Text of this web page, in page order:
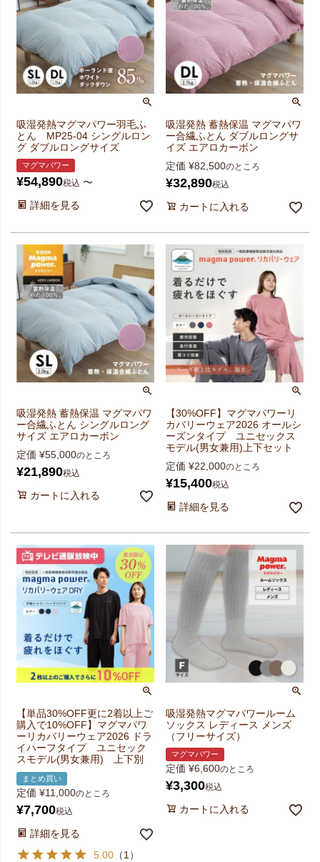
吸湿発熱マグマパワー羽毛ふ
とん MP25-04 シングルロン
グ ダブルロングサイズ
マグマパワー
¥54,890税込 〜
詳細を見る
吸湿発熱 蓄熱保温 マグマパワ
ー合繊ふとん ダブルロングサ
イズ エアロカーボン
定価 ¥82,500のところ
¥32,890税込
カートに入れる
吸湿発熱 蓄熱保温 マグマパワ
ー合繊ふとん シングルロング
サイズ エアロカーボン
定価 ¥55,000のところ
¥21,890税込
カートに入れる
【30%OFF】マグマパワーリ
カバリーウェア2026 オールシ
ーズンタイプ ユニセックス
モデル(男女兼用)上下セット
定価 ¥22,000のところ
¥15,400税込
詳細を見る
【単品30%OFF更に2着以上ご
購入で10%OFF】マグマパワ
ーリカバリーウェア2026 ドラ
イハーフタイプ ユニセック
スモデル(男女兼用) 上下別
まとめ買い
定価 ¥11,000のところ
¥7,700税込
詳細を見る
5.00 （1）
吸湿発熱マグマパワールーム
ソックス レディース メンズ
（フリーサイズ）
マグマパワー
定価 ¥6,600のところ
¥3,300税込
カートに入れる